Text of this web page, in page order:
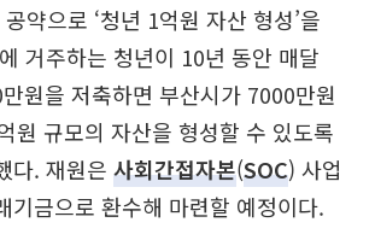
약으로 ‘청년 1억원 자산 형성’을
거주하는 청년이 10년 동안 매달
원을 저축하면 부산시가 7000만원
원 규모의 자산을 형성할 수 있도록
다. 재원은 사회간접자본(SOC) 사업
기금으로 환수해 마련할 예정이다.